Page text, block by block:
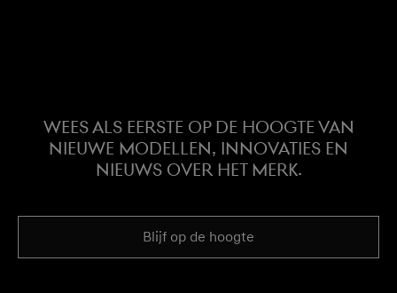
Wees als eerste op de hoogte van
nieuwe modellen, innovaties en
nieuws over het merk.
Blijf op de hoogte